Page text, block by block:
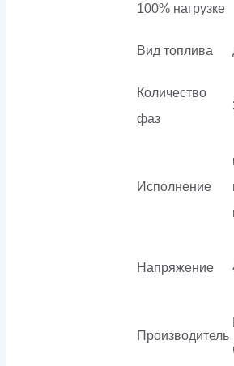
100% нагрузке
Вид топлива
Количество
фаз
Исполнение
Напряжение
Производитель